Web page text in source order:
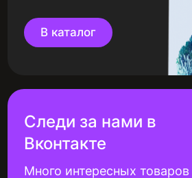
В каталог
Следи за нами в
Вконтакте
Много интересных товаров